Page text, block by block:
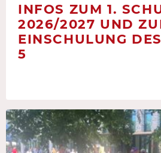
INFOS ZUM 1.
2026/2027 UND
EINSCHULUNG
5